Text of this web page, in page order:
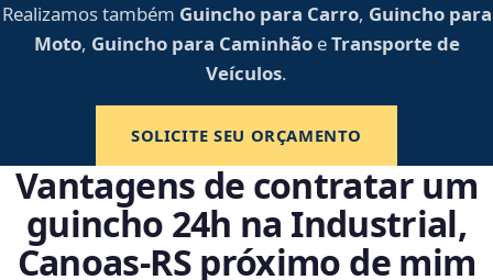
Realizamos também Guincho para Carro, Guincho para
Moto, Guincho para CaminhãoeTransporte de
Veículos.
SOLICITE SEU ORÇAMENTO
Vantagens de contratar um
guincho 24h na Industrial,
Canoas‑RS próximo de mim